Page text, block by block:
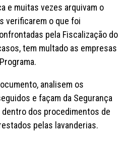
e muitas vezes arquivam o
verificarem o que foi
pela Fiscalização do
tem multado as empresas
analisem os
e façam da Segurança
dentro dos procedimentos de
pelas lavanderias.